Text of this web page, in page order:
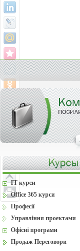
IT курси
Office 365 курси
Професії
Управління проектами
Офісні програми
Продаж Переговори